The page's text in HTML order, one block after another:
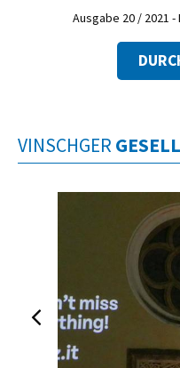
Ausgabe 20 / 2021 -
VINSCHGER